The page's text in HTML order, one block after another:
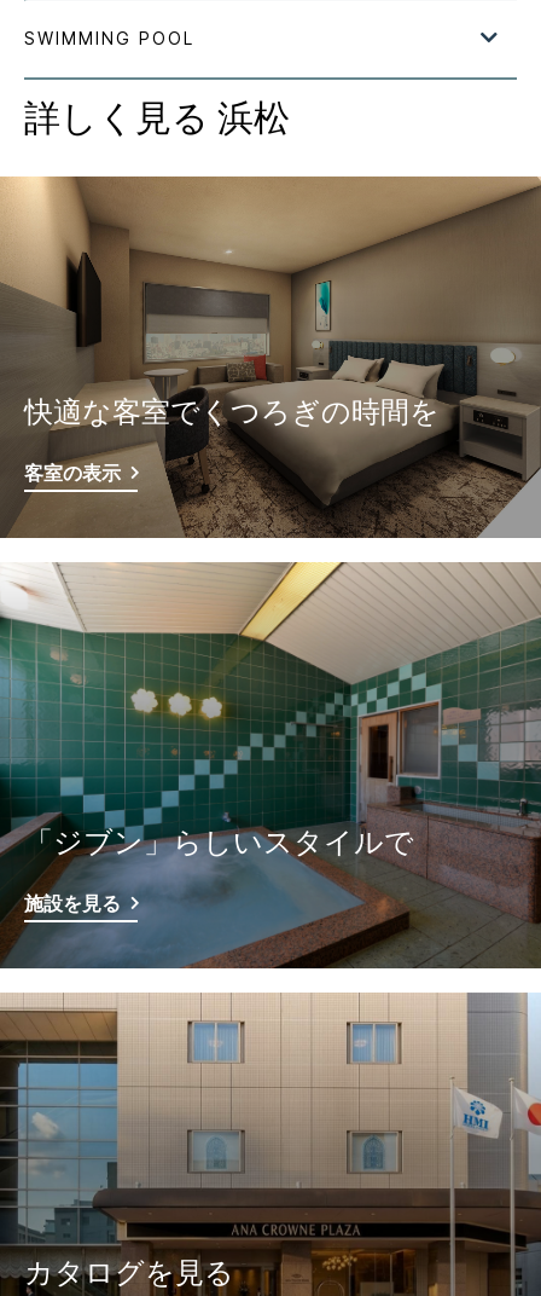
詳しく見る 浜松
快適な客室でくつろぎの時間を
客室の表示
「ジブン」らしいスタイルで
施設を見る
カタログを見る